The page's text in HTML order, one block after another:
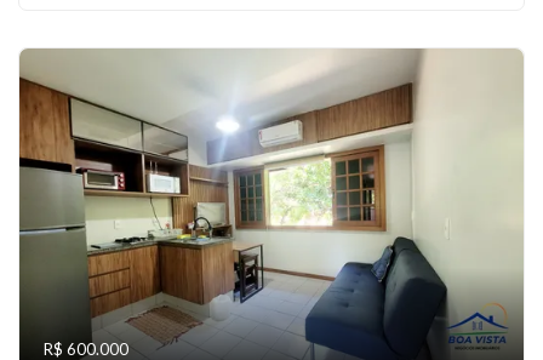
R$ 600.000